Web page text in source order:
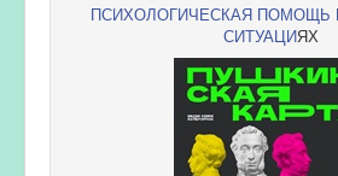
ПСИХОЛОГИЧЕСКАЯ ПОМОЩЬ
СИТУАЦИЯХ